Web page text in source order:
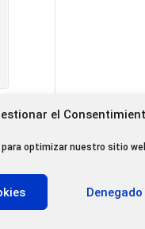
el
optimizar nuestro sitio
Denegado
oyentes diarios
Gracias